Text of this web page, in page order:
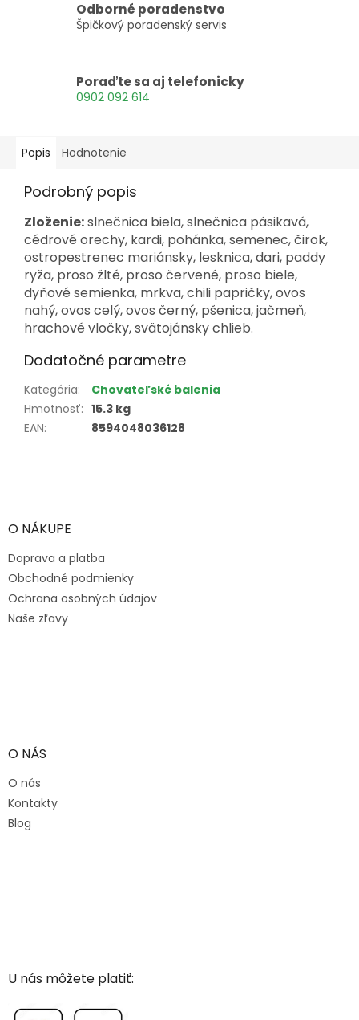
Odborné poradenstvo
Špičkový poradenský servis
Poraďte sa aj telefonicky
0902 092 614
Popis Hodnotenie
Podrobný popis
Zloženie:slnečnica biela, slnečnica pásikavá,
cédrové orechy, kardi, pohánka, semenec, čirok,
ostropestrenec mariánsky, lesknica, dari, paddy
ryža, proso žlté, proso červené, proso biele,
dyňové semienka, mrkva, chili papričky, ovos
nahý, ovos celý, ovos černý, pšenica, jačmeň,
hrachové vločky, svätojánsky chlieb.
Dodatočné parametre
Kategória:
Chovateľské balenia
Hmotnosť: 15.3 kg
EAN: 8594048036128
ä
e
O NÁKUPE
Doprava a platba
Obchodné podmienky
Ochrana osobných údajov
Naše zľavy
O NÁS
O nás
Kontakty
Blog
U nás môžete platiť: